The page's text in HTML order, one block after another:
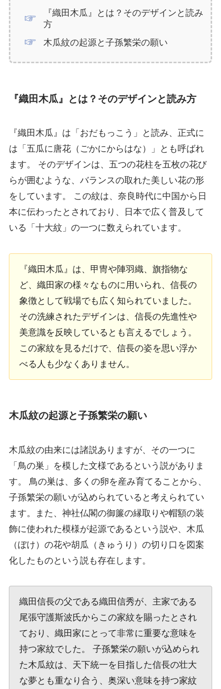
『織田木瓜』とは？そのデザインと読み
方
木瓜紋の起源と子孫繁栄の願い
『織田木瓜』とは？そのデザインと読み方
『織田木瓜』は「おだもっこう」と読み、正式に
は「五瓜に唐花（ごかにからはな）」とも呼ばれ
ます。 そのデザインは、五つの花柱を五枚の花び
らが囲むような、バランスの取れた美しい花の形
をしています。 この紋は、奈良時代に中国から日
本に伝わったとされており、日本で広く普及して
いる「十大紋」の一つに数えられています。
『織田木瓜』は、甲冑や陣羽織、旗指物な
ど、織田家の様々なものに用いられ、信長の
象徴として戦場でも広く知られていました。
その洗練されたデザインは、信長の先進性や
美意識を反映しているとも言えるでしょう。
この家紋を見るだけで、信長の姿を思い浮か
べる人も少なくありません。
木瓜紋の起源と子孫繁栄の願い
木瓜紋の由来には諸説ありますが、その一つに
「鳥の巣」を模した文様であるという説がありま
す。 鳥の巣は、多くの卵を産み育てることから、
子孫繁栄の願いが込められていると考えられてい
ます。また、神社仏閣の御簾の縁取りや帽額の装
飾に使われた模様が起源であるという説や、木瓜
（ぼけ）の花や胡瓜（きゅうり）の切り口を図案
化したものという説も存在します。
織田信長の父である織田信秀が、主家である
尾張守護斯波氏からこの家紋を賜ったとされ
ており、織田家にとって非常に重要な意味を
持つ家紋でした。 子孫繁栄の願いが込められ
た木瓜紋は、天下統一を目指した信長の壮大
な夢とも重なり合う、奥深い意味を持つ家紋